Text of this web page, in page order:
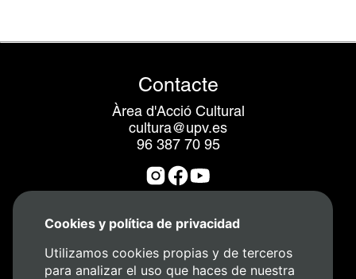
Cookies y política de privacidad
Utilizamos cookies propias y de terceros
para analizar el uso que haces de nuestra
Contacte
Àrea d'Acció Cultural
cultura@upv.es
96 387 70 95
Organitza: